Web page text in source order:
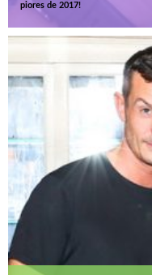
piores de 2017!